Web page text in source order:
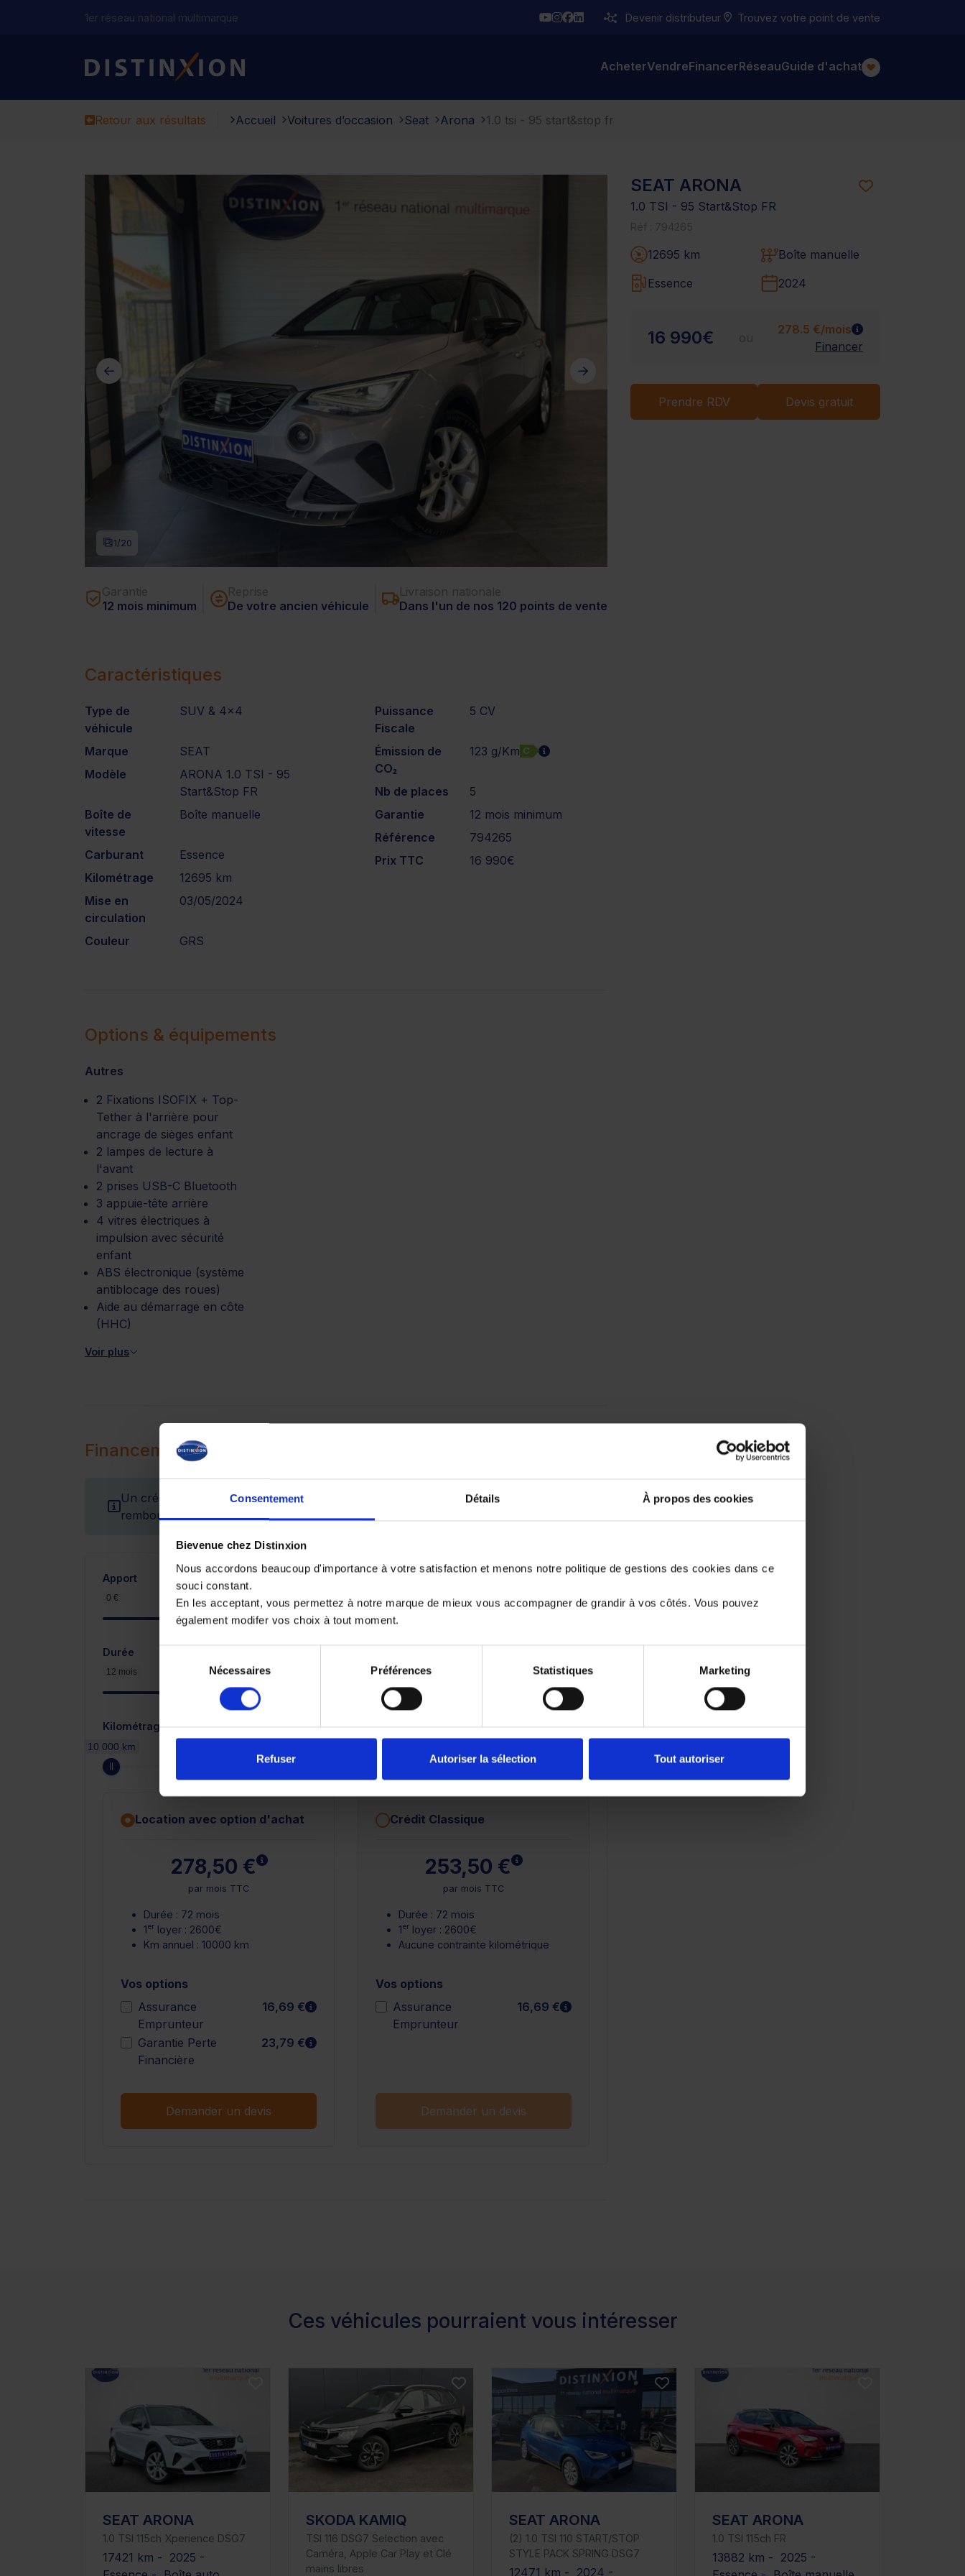
Consentement Détails À propos des cookies
Bievenue chez Distinxion
Nous accordons beaucoup d'importance à votre satisfaction et menons notre politique de gestions des cookies dans ce
souci constant.
En les acceptant, vous permettez à notre marque de mieux vous accompagner de grandir à vos côtés. Vous pouvez
également modifer vos choix à tout moment.
consentement
Nécessaires Préférences Statistiques Marketing
Refuser Autoriser la sélection Tout autoriser
1er réseau national multimarque YouTube
Instagram
Facebook
LinkedinDevenir distributeur Trouvez votre point de vente
Distinxion AcheterVendreFinancerRéseauGuide d'achat
Retour aux résultats Accueil Voitures d’occasion Seat Arona 1.0 tsi - 95 start&stop fr
SEAT ARONA
1.0 TSI - 95 Start&Stop FR
12695 km
Boîte manuelle
Essence
2024
16 990€
278.5 €/mois
Financer
Prendre RDV Devis gratuit Chargement...
1/20
12 mois minimum
De votre ancien véhicule
Dans l'un de nos 120 points de vente
Caractéristiques
Type de
véhicule
SUV & 4x4
Marque
SEAT
Modèle
ARONA 1.0 TSI - 95
Start&Stop FR
Boîte de
vitesse
Boîte manuelle
Carburant
Essence
Kilométrage
12695 km
Mise en
circulation
03/05/2024
Couleur GRS
Puissance
Fiscale
5 CV
Émission de
CO₂
123 g/Km C
Nb de places
5
Garantie
12 mois minimum
Référence
794265
Prix TTC
16 990€
Options & équipements
Autres
2 Fixations ISOFIX + Top-
Tether à l'arrière pour
ancrage de sièges enfant
2 lampes de lecture à
l'avant
2 prises USB-C Bluetooth
3 appuie-tête arrière
4 vitres électriques à
impulsion avec sécurité
enfant
ABS électronique (système
antiblocage des roues)
Aide au démarrage en côte
(HHC)
Voir plus
Financement
Un crédit vous engage et doit être remboursé. Vérifiez vos capacités de
remboursement avant de vous engager.
Apport
0 € 16 988.3 €
2 600 €
Durée
12 mois 84 mois
Kilométrage annuel
10 000 km
Location avec option d'achat
278,50 € En savoir plus
par mois TTC
Durée : 72 mois
1er loyer : 2600€
Km annuel : 10000 km
Vos options
Assurance
Emprunteur
16,69 € En savoir plus
Garantie Perte
Financière
23,79 € En savoir plus
Demander un devis
Crédit Classique
253,50 € En savoir plus
par mois TTC
Durée : 72 mois
1er loyer : 2600€
Aucune contrainte kilométrique
Vos options
Assurance
Emprunteur
16,69 € En savoir plus
Demander un devis
Ces véhicules pourraient vous intéresser
SEAT ARONA
1.0 TSI 115ch Xperience DSG7
17421 km - 2025 -
SKODA KAMIQ
TSI 116 DSG7 Selection avec
Caméra, Apple Car Play et Clé
mains libres
SEAT ARONA
(2) 1.0 TSI 110 START/STOP
STYLE PACK SPRING DSG7
12471 km - 2024 -
SEAT ARONA
1.0 TSI 115ch FR
13882 km - 2025 -